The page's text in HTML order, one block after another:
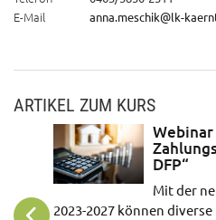
E-Mail anna.meschik@lk-
ARTIKEL ZUM KURS
DFP“
Mit der
2023-2027 können